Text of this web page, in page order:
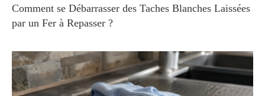
Comment se Débarrasser des Taches Blanches Laissées
par un Fer à Repasser ?